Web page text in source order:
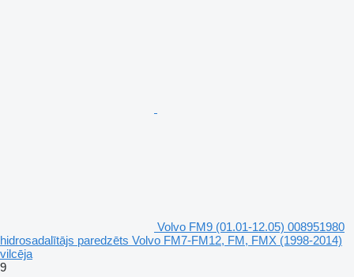
Volvo FM9 (01.01-12.05) 008951980
hidrosadalītājs paredzēts Volvo FM7-FM12, FM, FMX (1998-2014)
vilcēja
9